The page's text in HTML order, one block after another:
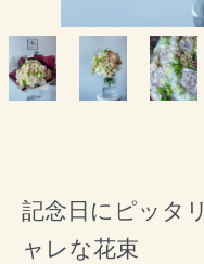
記念日にピッタ
ャレな花束